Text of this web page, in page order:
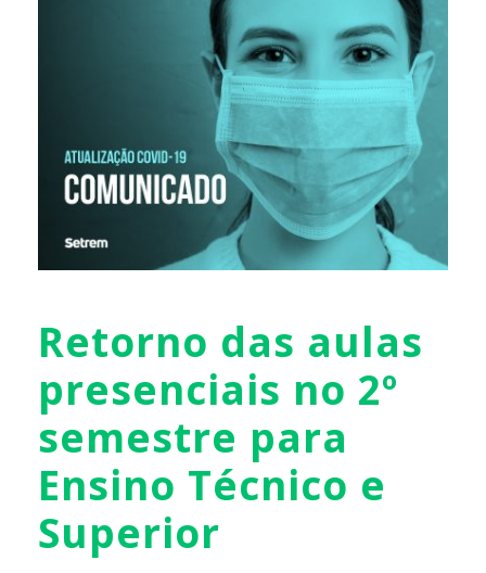
Retorno das aulas
presenciais no 2º
semestre para
Ensino Técnico e
Superior